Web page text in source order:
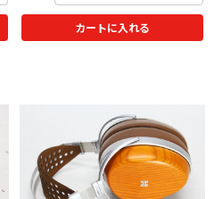
カートに入れる